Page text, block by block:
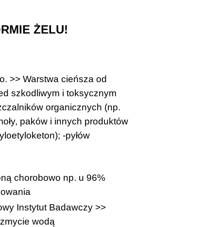
ŻELU!
. >> Warstwa cieńsza od
szkodliwym i toksycznym
organicznych (np.
paków i innych produktów
-pyłów
chorobowo np. u 96%
Instytut Badawczy >>
wodą